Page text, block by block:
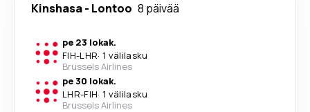
Kinshasa- Lontoo 8 päivää
pe 23 lokak.
FIH-LHR· 1 välilasku
Brussels Airlines
pe 30 lokak.
LHR-FIH· 1 välilasku
Brussels Airlines